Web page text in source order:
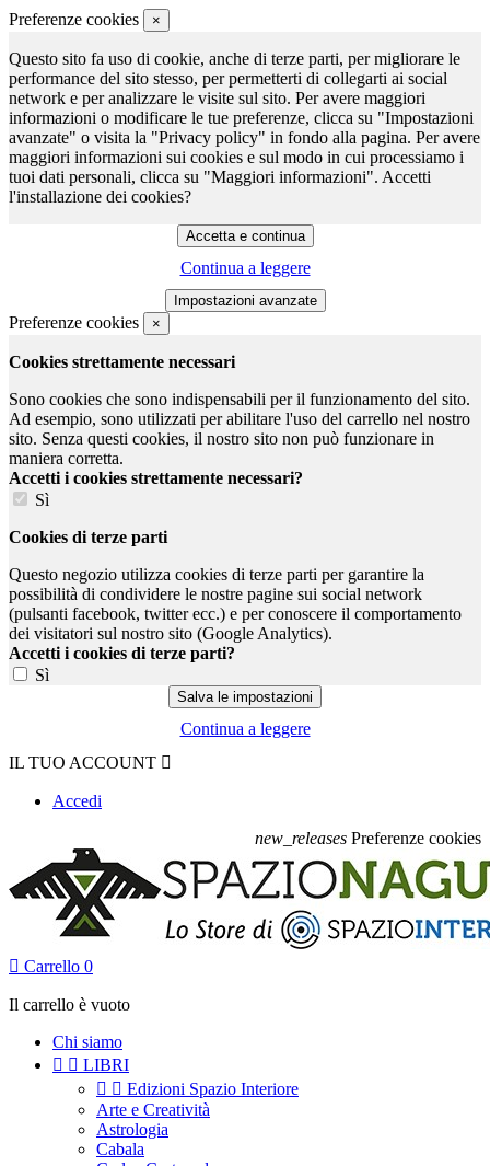
Preferenze cookies ×
Questo sito fa uso di cookie, anche di terze parti, per migliorare le
performance del sito stesso, per permetterti di collegarti ai social
network e per analizzare le visite sul sito. Per avere maggiori
informazioni o modificare le tue preferenze, clicca su "Impostazioni
avanzate" o visita la "Privacy policy" in fondo alla pagina. Per avere
maggiori informazioni sui cookies e sul modo in cui processiamo i
tuoi dati personali, clicca su "Maggiori informazioni". Accetti
l'installazione dei cookies?
Continua a leggere
Preferenze cookies ×
Cookies strettamente necessari
Sono cookies che sono indispensabili per il funzionamento del sito.
Ad esempio, sono utilizzati per abilitare l'uso del carrello nel nostro
sito. Senza questi cookies, il nostro sito non può funzionare in
maniera corretta.
Accetti i cookies strettamente necessari?
Sì
Cookies di terze parti
Questo negozio utilizza cookies di terze parti per garantire la
possibilità di condividere le nostre pagine sui social network
(pulsanti facebook, twitter ecc.) e per conoscere il comportamento
dei visitatori sul nostro sito (Google Analytics).
Accetti i cookies di terze parti?
Sì
Continua a leggere
IL TUO ACCOUNT 
Accedi
new_releases Preferenze cookies
 Carrello 0
Il carrello è vuoto
Chi siamo
  LIBRI
  Edizioni Spazio Interiore
Arte e Creatività
Astrologia
Cabala